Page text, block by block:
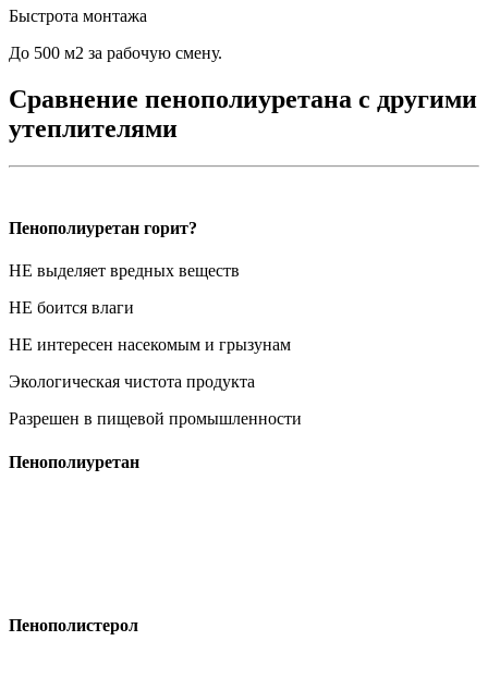
Быстрота монтажа
До 500 м2 за рабочую смену.
Сравнение пенополиуретана с другими
утеплителями
Пенополиуретан горит?
НЕ выделяет вредных веществ
НЕ боится влаги
НЕ интересен насекомым и грызунам
Экологическая чистота продукта
Разрешен в пищевой промышленности
Пенополиуретан
Пенополистерол